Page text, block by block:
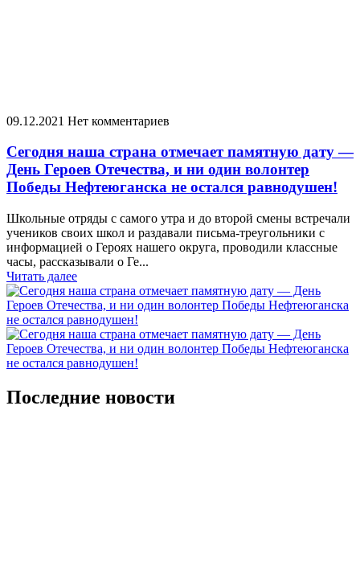
09.12.2021 Нет комментариев
Сегодня наша страна отмечает памятную дату —
День Героев Отечества, и ни один волонтер
Победы Нефтеюганска не остался равнодушен!
Школьные отряды с самого утра и до второй смены встречали
учеников своих школ и раздавали письма-треугольники с
информацией о Героях нашего округа, проводили классные
часы, рассказывали о Ге...
Читать далее
Последние новости